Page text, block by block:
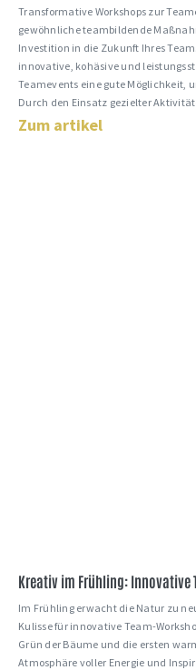
Transformative Workshops zur
gewöhnliche teambildende
Investition in die Zukunft Ihres
innovative, kohäsive und
Teamevents eine gute Möglichkeit,
Durch den Einsatz gezielter
Zum artikel
Kreativ im Frühling: Innovative
Im Frühling erwacht die Natur zu
Kulisse für innovative Team-
Grün der Bäume und die ersten
Atmosphäre voller Energie und